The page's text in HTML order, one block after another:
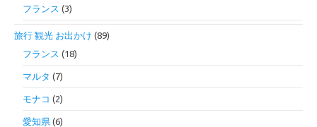
フランス (3)
旅行 観光 お出かけ (89)
フランス (18)
マルタ (7)
モナコ (2)
愛知県 (6)